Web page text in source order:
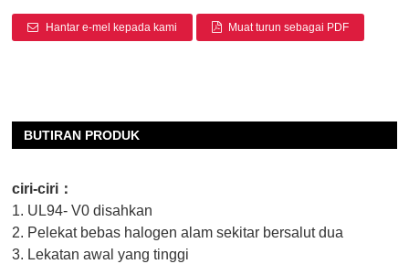
Hantar e-mel kepada kami Muat turun sebagai PDF
BUTIRAN PRODUK
ciri-ciri ：
1. UL94- V0 disahkan
2. Pelekat bebas halogen alam sekitar bersalut dua
3. Lekatan awal yang tinggi